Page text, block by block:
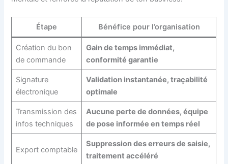
Étape Bénéfice pour l’organisation
Création du bon
de commande
Gain de temps immédiat,
conformité garantie
Signature
électronique
Validation instantanée, traçabilité
optimale
Transmission des
infos techniques
Aucune perte de données, équipe
de pose informée en temps réel
Export comptable
Suppression des erreurs de saisie,
traitement accéléré